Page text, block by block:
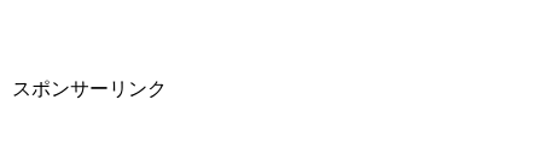
スポンサーリンク